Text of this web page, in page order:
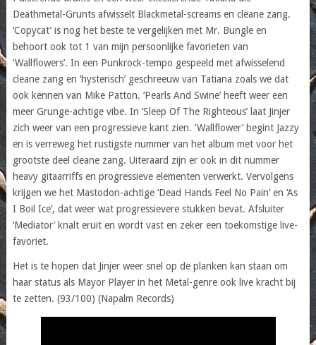
Deathmetal-Grunts afwisselt Blackmetal-screams en cleane zang.
‘Copycat’ is nog het beste te vergelijken met Mr. Bungle en
behoort ook tot 1 van mijn persoonlijke favorieten van
‘Wallflowers’. In een Punkrock-tempo gespeeld met afwisselend
cleane zang en ‘hysterisch’ geschreeuw van Tatiana zoals we dat
ook kennen van Mike Patton. ‘Pearls And Swine’ heeft weer een
meer Grunge-achtige vibe. In ‘Sleep Of The Righteous’ laat Jinjer
zich weer van een progressieve kant zien. ‘Wallflower’ begint Jazzy
en is verreweg het rustigste nummer van het album met voor het
grootste deel cleane zang. Uiteraard zijn er ook in dit nummer
heavy gitaarriffs en progressieve elementen verwerkt. Vervolgens
krijgen we het Mastodon-achtige ‘Dead Hands Feel No Pain’ en ‘As
I Boil Ice’, dat weer wat progressievere stukken bevat. Afsluiter
‘Mediator’ knalt eruit en wordt vast en zeker een toekomstige live-
favoriet.
Het is te hopen dat Jinjer weer snel op de planken kan staan om
haar status als Mayor Player in het Metal-genre ook live kracht bij
te zetten. (93/100) (Napalm Records)